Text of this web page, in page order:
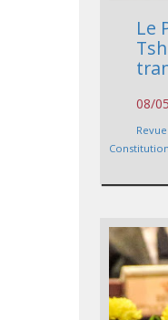
Le
08/